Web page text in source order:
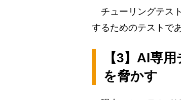
チューリングテス
するためのテストであ
【3】AI専
を脅かす